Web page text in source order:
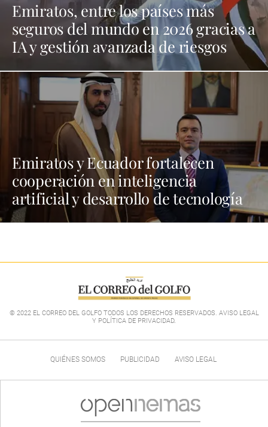
Emiratos, entre los países más
seguros del mundo en 2026 gracias a
IA y gestión avanzada de riesgos
Emiratos y Ecuador fortalecen
cooperación en inteligencia
artificial y desarrollo de tecnología
© 2022 EL CORREO DEL GOLFO TODOS LOS DERECHOS RESERVADOS. AVISO LEGAL
Y POLÍTICA DE PRIVACIDAD.
QUIÉNES SOMOS PUBLICIDAD AVISO LEGAL